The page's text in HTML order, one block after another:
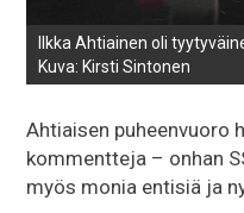
Ilkka Ahtiainen oli
Kuva: Kirsti Sintonen
Ahtiaisen puheenvuoro
kommentteja – onhan
myös monia entisiä ja